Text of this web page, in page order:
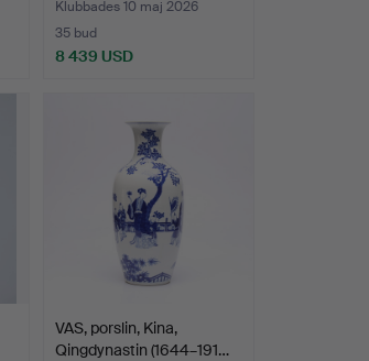
Klubbades 10 maj 2026
35 bud
8 439 USD
VAS, porslin, Kina,
Qingdynastin (1644–191…